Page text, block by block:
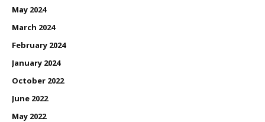
May 2024
March 2024
February 2024
January 2024
October 2022
June 2022
May 2022